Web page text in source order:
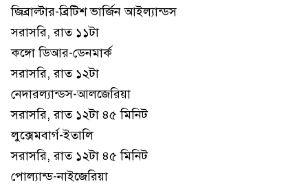
জিব্রাল্টার-ব্রিটিশ ভার্জিন আইল্যান্ডস
সরাসরি, রাত ১১টা
কঙ্গো ডিআর-ডেনমার্ক
সরাসরি, রাত ১২টা
নেদারল্যান্ডস-আলজেরিয়া
সরাসরি, রাত ১২টা ৪৫ মিনিট
লুক্সেমবার্গ-ইতালি
সরাসরি, রাত ১২টা ৪৫ মিনিট
পোল্যান্ড-নাইজেরিয়া